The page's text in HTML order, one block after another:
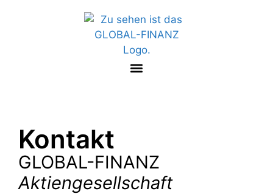
Kontakt
GLOBAL-FINANZ
Aktiengesellschaft